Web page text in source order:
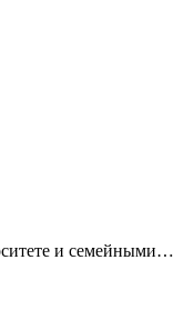
и семейными…